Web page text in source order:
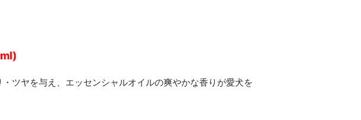
ツヤを与え、エッセンシャルオイルの爽やかな香りが愛犬を